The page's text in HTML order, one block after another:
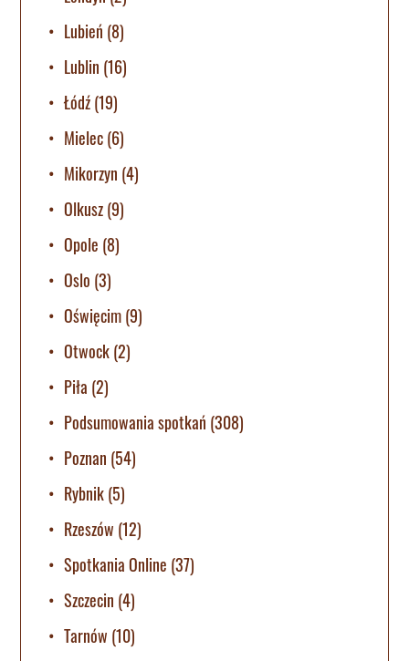
Lubień (8)
Lublin (16)
Łódź(19)
Mielec(6)
Mikorzyn (4)
Olkusz(9)
Opole (8)
Oslo (3)
Oświęcim(9)
Otwock(2)
Piła (2)
Podsumowania spotkań (308)
Poznan (54)
Rybnik(5)
Rzeszów (12)
Spotkania Online (37)
Szczecin (4)
Tarnów (10)